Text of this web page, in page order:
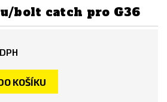
bolt catch pro G36
KOŠÍKU